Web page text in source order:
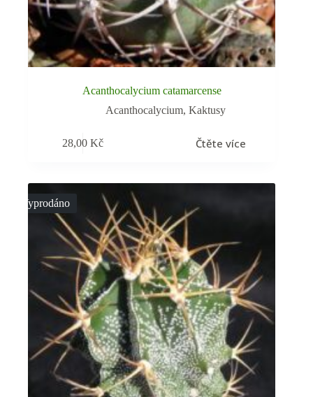
Acanthocalycium catamarcense
Acanthocalycium,Kaktusy
28,00Kč Čtěte více
Vyprodáno